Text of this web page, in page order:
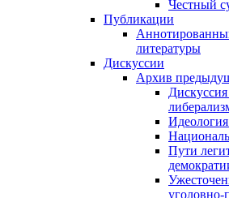
Честный
Публикации
литературы
Дискуссии
Архив
Пути
уголовно-